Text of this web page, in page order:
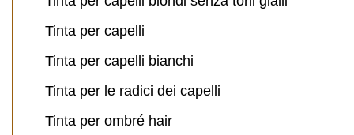
Tinta per capelli
Tinta per capelli bianchi
Tinta per le radici dei capelli
Tinta per ombré hair